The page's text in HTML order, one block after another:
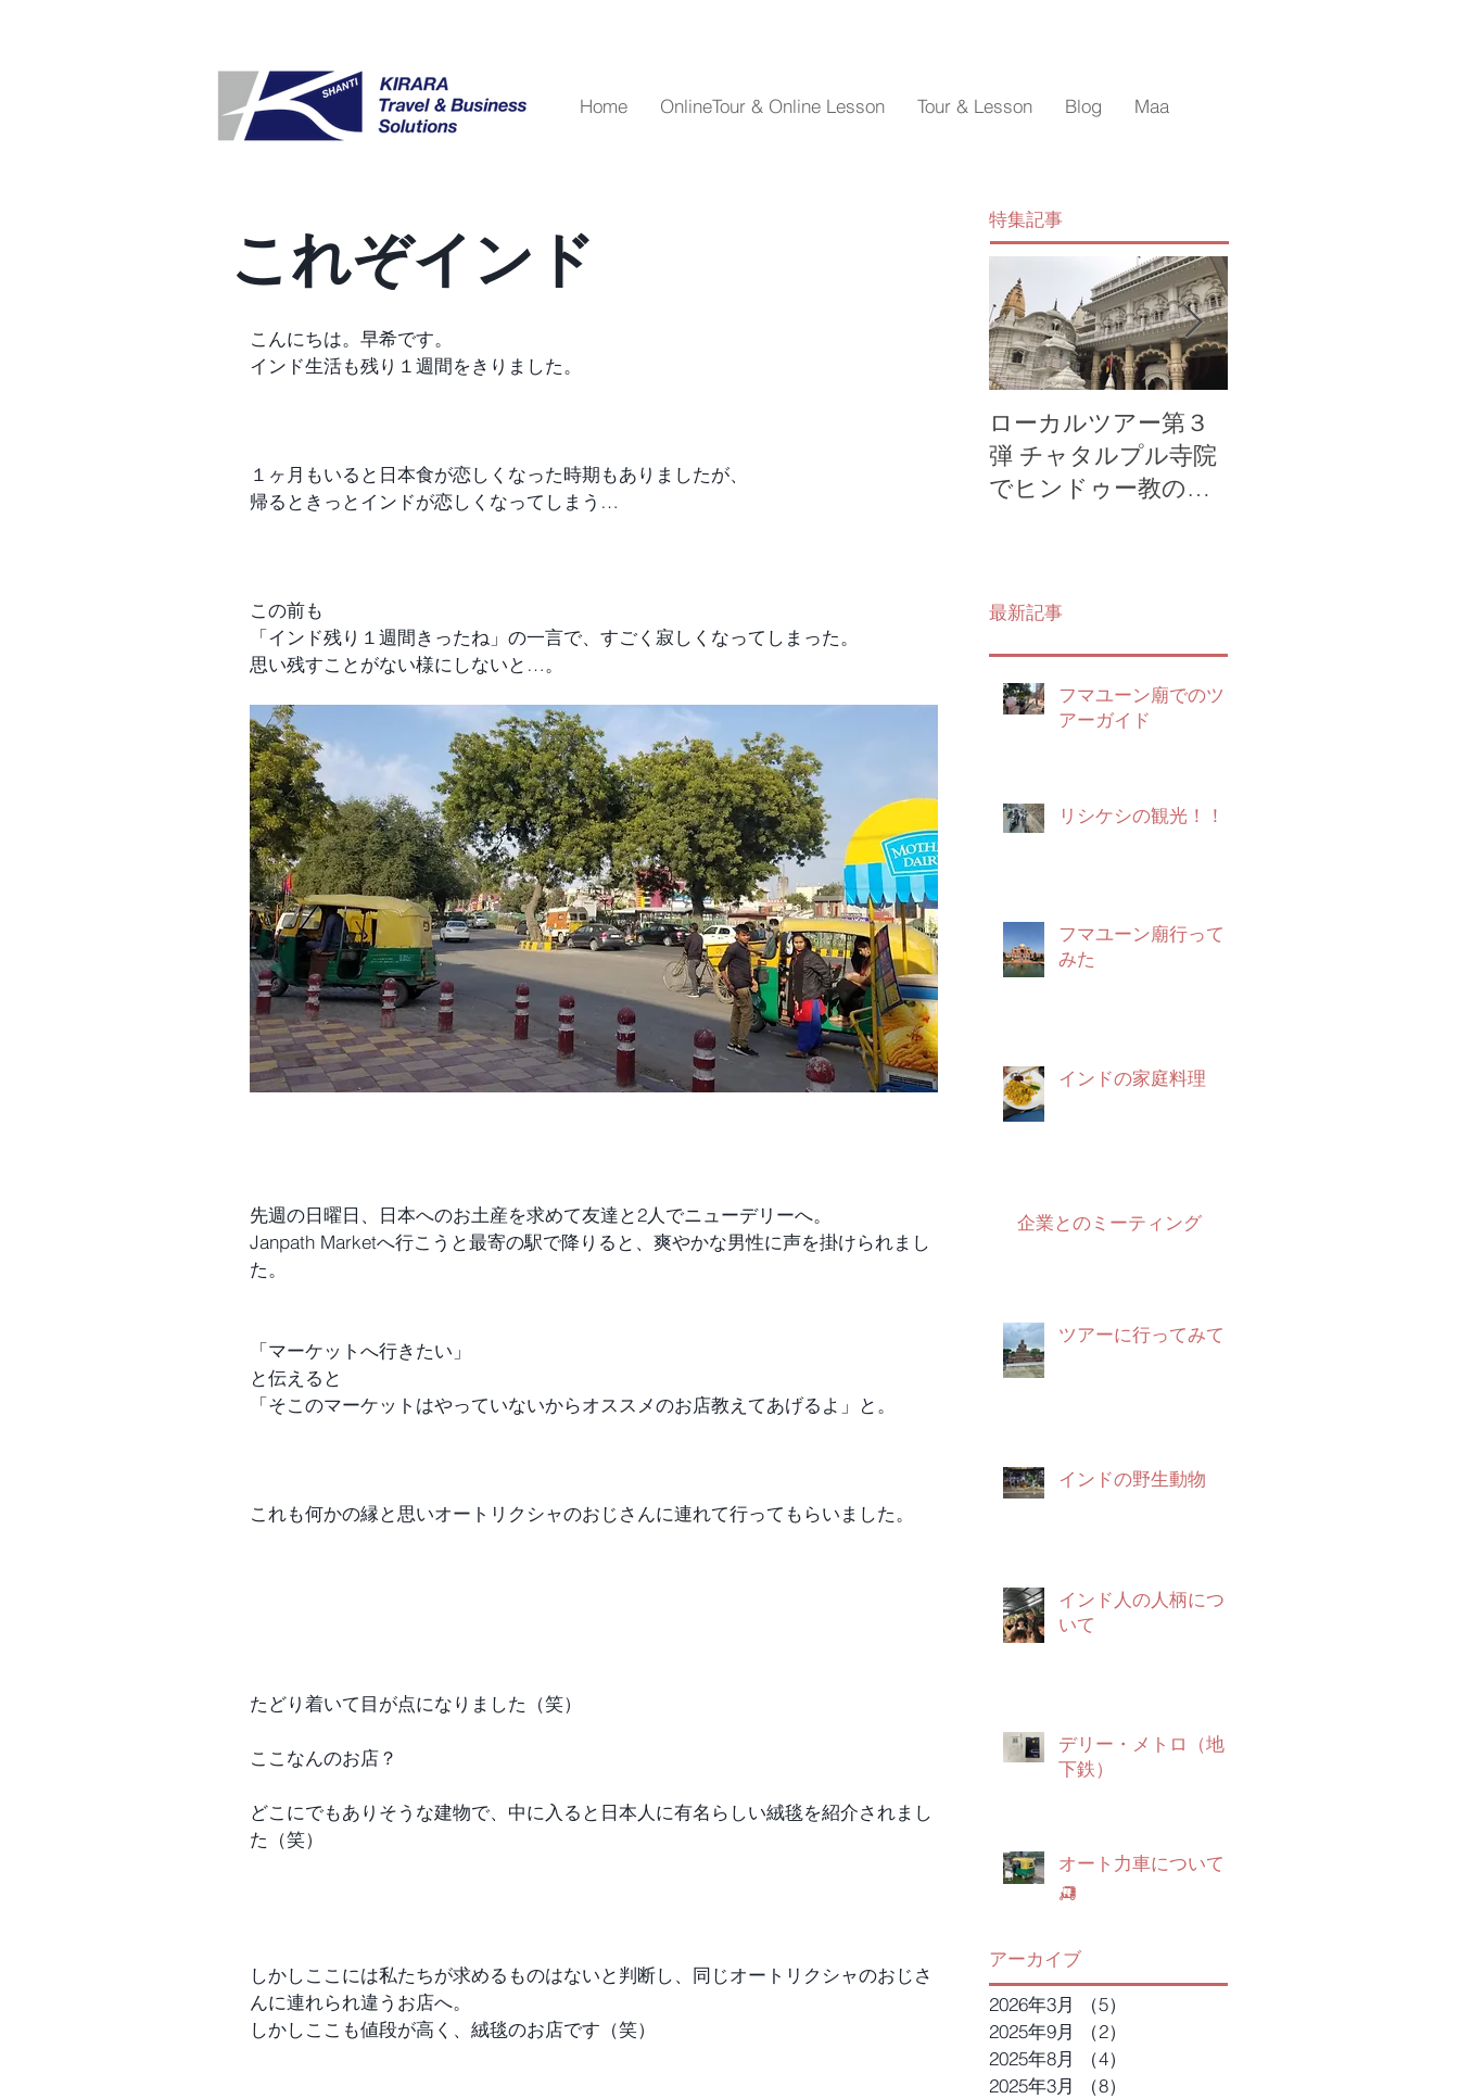
Home OnlineTour & Online Lesson Tour & Lesson Blog Maa
これぞインド
こんにちは。早希です。
インド生活も残り１週間をきりました。
１ヶ月もいると日本食が恋しくなった時期もありましたが、
帰るときっとインドが恋しくなってしまう…
この前も
「インド残り１週間きったね」の一言で、すごく寂しくなってしまった。
思い残すことがない様にしないと…。
先週の日曜日、日本へのお土産を求めて友達と2人でニューデリーへ。
Janpath Marketへ行こうと最寄の駅で降りると、爽やかな男性に声を掛けられまし
た。
「マーケットへ行きたい」
と伝えると
「そこのマーケットはやっていないからオススメのお店教えてあげるよ」と。
これも何かの縁と思いオートリクシャのおじさんに連れて行ってもらいました。
たどり着いて目が点になりました（笑）
ここなんのお店？
どこにでもありそうな建物で、中に入ると日本人に有名らしい絨毯を紹介されまし
た（笑）
しかしここには私たちが求めるものはないと判断し、同じオートリクシャのおじさ
んに連れられ違うお店へ。
しかしここも値段が高く、絨毯のお店です（笑）
特集記事
ローカルツアー第３
弾 チャタルプル寺院
でヒンドゥー教の勉
最新記事
フマユーン廟でのツ
アーガイド
リシケシの観光！！
フマユーン廟行って
みた
インドの家庭料理
企業とのミーティング
ツアーに行ってみて
インドの野生動物
インド人の人柄につ
いて
デリー・メトロ（地
下鉄）
オート力車について
🛺
アーカイブ
2026年3月
（5）
2025年9月
（2）
2025年8月
（4）
2025年3月
（8）